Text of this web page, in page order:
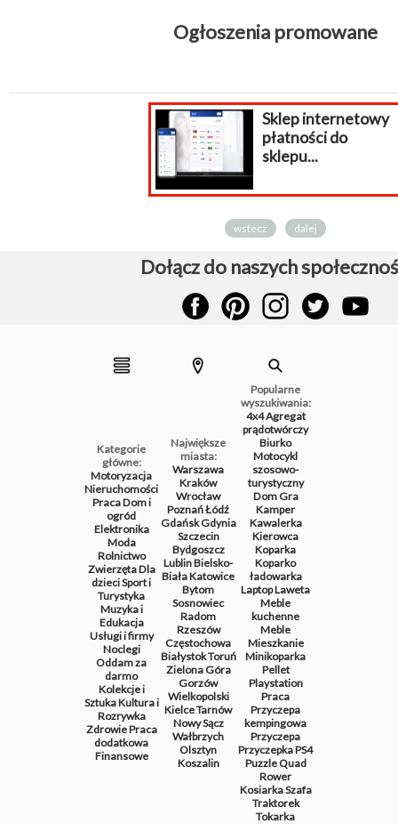
Ogłoszenia promowane
Sklep internetowy
płatności do
sklepu...
wstecz dalej
Dołącz do naszych
Kategorie
główne:
Motoryzacja
Nieruchomości
PracaDom i
ogród
Elektronika
Moda
Rolnictwo
ZwierzętaDla
dzieciSport i
Turystyka
Muzyka i
Edukacja
Usługi i firmy
Noclegi
Oddam za
darmo
Kolekcje i
SztukaKultura i
Rozrywka
ZdrowiePraca
dodatkowa
Finansowe
Największe
miasta:
Warszawa
Kraków
Wrocław
PoznańŁódź
GdańskGdynia
Szczecin
Bydgoszcz
LublinBielsko-
BiałaKatowice
Bytom
Sosnowiec
Radom
Rzeszów
Częstochowa
BiałystokToruń
Zielona Góra
Gorzów
Wielkopolski
KielceTarnów
Nowy Sącz
Wałbrzych
Olsztyn
Koszalin
Popularne
wyszukiwania:
4x4Agregat
prądotwórczy
Biurko
Motocykl
szosowo-
turystyczny
DomGra
Kamper
Kawalerka
Kierowca
Koparka
Koparko
ładowarka
LaptopLaweta
Meble
kuchenne
Meble
Mieszkanie
Minikoparka
Pellet
Playstation
Praca
Przyczepa
kempingowa
Przyczepa
PrzyczepkaPS4
PuzzleQuad
Rower
KosiarkaSzafa
Traktorek
Tokarka